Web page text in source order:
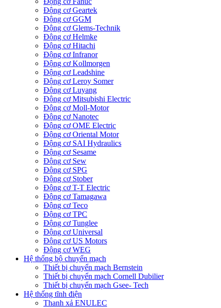
Động cơ Geartek
Động cơ GGM
Động cơ Glems-Technik
Động cơ Helmke
Động cơ Hitachi
Động cơ Infranor
Động cơ Kollmorgen
Động cơ Leadshine
Động cơ Leroy Somer
Động cơ Luyang
Động cơ Mitsubishi Electric
Động cơ Moll-Motor
Động cơ Nanotec
Động cơ OME Electric
Động cơ Oriental Motor
Động cơ SAI Hydraulics
Động cơ Sesame
Động cơ Sew
Động cơ SPG
Động cơ Stober
Động cơ T-T Electric
Động cơ Tamagawa
Động cơ Teco
Động cơ TPC
Động cơ Tunglee
Động cơ Universal
Động cơ US Motors
Động cơ WEG
Hệ thống bộ chuyển mạch
Thiết bị chuyển mạch Bernstein
Thiết bị chuyển mạch Cornell Dubilier
Thiết bị chuyển mạch Gsee- Tech
Hệ thống tĩnh điện
Thanh xả ENULEC